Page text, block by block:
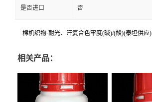
是否进口 否
棉机织物-耐光、汗复合色牢度(碱)/(酸)(泰坦供应)
相关产品：